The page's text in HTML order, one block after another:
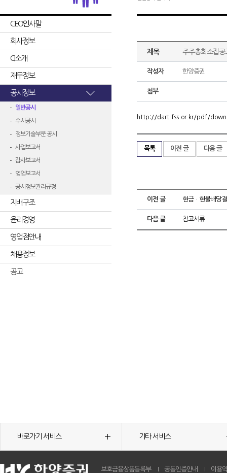
CEO인사말
회사정보
CI소개
재무정보
공시정보
일반공시
수시공시
정보기술부문 공시
사업보고서
감사보고서
영업보고서
공시정보관리규정
지배구조
윤리경영
영업점안내
채용정보
공고
제목 주주총회소집공
작성자 한양증권
첨부
http://dart.fss.or.kr/pdf/
목록 이전 글 다음 글
이전 글 현금ㆍ현물배당
다음 글 참고서류
바로가기 서비스 기타 서비스
보호금융상품등록부 공동인증안내 이용